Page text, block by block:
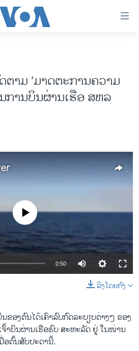
າມ ‘ມາດຕະການຄວາມ
ການບິນຜ່ານເຮືອ ສຫລ
currently available
0:50
ລິງໂດຍກົງ
ຂອງຕົນໄດ້ເຄົາລົບກົດລະບຽບຕ່າງໆ ຂອງ
ຈົ້າບິນຜ່ານເຮືອຮົບ ສະຫະລັດ ຢູ່ ໃນໜ່ານ
ອຕົ້ນສັບປະດານີ້.